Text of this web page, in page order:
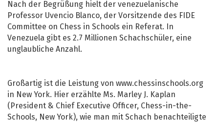
Nach der Begrüßung hielt der venezuelanische
Professor Uvencio Blanco, der Vorsitzende des FIDE
Committee on Chess in Schools ein Referat. In
Venezuela gibt es 2.7 Millionen Schachschüler, eine
unglaubliche Anzahl.
Großartig ist die Leistung von www.chessinschools.org
in New York. Hier erzählte Ms. Marley J. Kaplan
(President & Chief Executive Officer, Chess-in-the-
Schools, New York), wie man mit Schach benachteiligte